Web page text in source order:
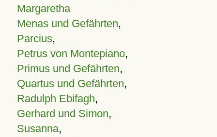
Margaretha
Menas und Gefährten,
Parcius,
Petrus von Montepiano,
Primus und Gefährten,
Quartus und Gefährten,
Radulph Ebifagh,
Gerhard und Simon,
Susanna,